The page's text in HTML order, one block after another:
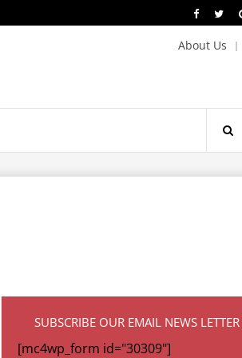
About Us
SUBSCRIBE OUR EMAIL NEWS LETTER
[mc4wp_form id="30309"]